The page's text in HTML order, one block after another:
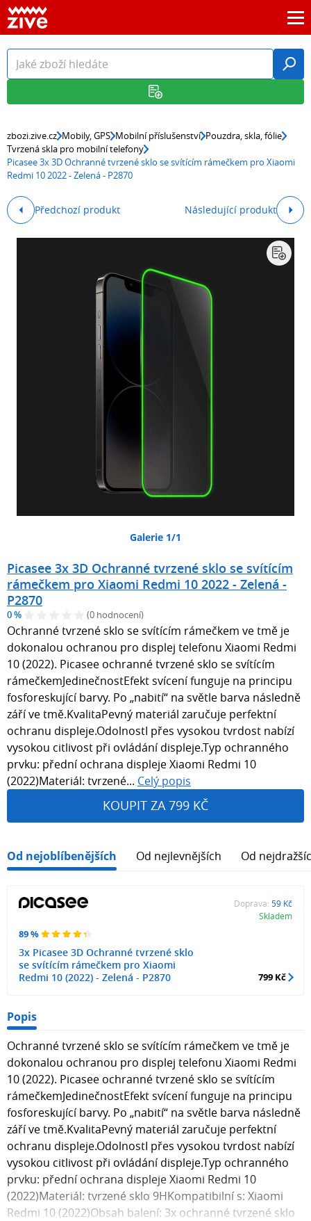
zbozi.zive.cz Mobily, GPS Mobilní příslušenství Pouzdra, skla, fólie
Tvrzená skla pro mobilní telefony
Picasee 3x 3D Ochranné tvrzené sklo se svítícím rámečkem pro Xiaomi
Redmi 10 2022 - Zelená - P2870
Předchozí produkt Následující produkt
Galerie 1/1
Picasee 3x 3D Ochranné tvrzené sklo se svítícím
rámečkem pro Xiaomi Redmi 10 2022 - Zelená -
P2870
0 % (0 hodnocení)
Ochranné tvrzené sklo se svítícím rámečkem ve tmě je
dokonalou ochranou pro displej telefonu Xiaomi Redmi
10 (2022). Picasee ochranné tvrzené sklo se svítícím
rámečkemJedinečnostEfekt svícení funguje na principu
fosforeskující barvy. Po „nabití“ na světle barva následně
září ve tmě.KvalitaPevný materiál zaručuje perfektní
ochranu displeje.OdolnostI přes vysokou tvrdost nabízí
vysokou citlivost při ovládání displeje.Typ ochranného
prvku: přední ochrana displeje Xiaomi Redmi 10
(2022)Materiál: tvrzené... Celý popis
KOUPIT ZA 799 KČ
Od nejoblíbenějších Od nejlevnějších Od
89 %
3x Picasee 3D Ochranné tvrzené sklo
se svítícím rámečkem pro Xiaomi
Redmi 10 (2022) - Zelená - P2870
Doprava: 59 Kč
Skladem
799 Kč
Popis
Ochranné tvrzené sklo se svítícím rámečkem ve tmě je
dokonalou ochranou pro displej telefonu Xiaomi Redmi
10 (2022). Picasee ochranné tvrzené sklo se svítícím
rámečkemJedinečnostEfekt svícení funguje na principu
fosforeskující barvy. Po „nabití“ na světle barva následně
září ve tmě.KvalitaPevný materiál zaručuje perfektní
ochranu displeje.OdolnostI přes vysokou tvrdost nabízí
vysokou citlivost při ovládání displeje.Typ ochranného
prvku: přední ochrana displeje Xiaomi Redmi 10
(2022)Materiál: tvrzené sklo 9HKompatibilní s: Xiaomi
Redmi 10 (2022)Obsah balení: 3x ochranné tvrzené sklo